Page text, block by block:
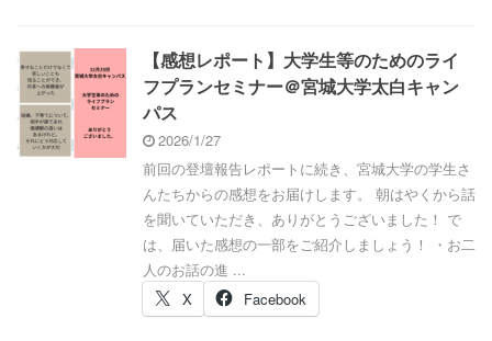
【感想レポート】大学生等のためのライ
フプランセミナー＠宮城大学太白キャン
パス
2026/1/27
前回の登壇報告レポートに続き、宮城大学の学生さ
んたちからの感想をお届けします。 朝はやくから話
を聞いていただき、ありがとうございました！ で
は、届いた感想の一部をご紹介しましょう！ ・お二
人のお話の進 ...
X
Facebook